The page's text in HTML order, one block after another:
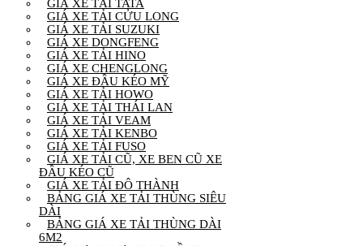
GIÁ XE TẢI TATA
GIÁ XE TẢI CỬU LONG
GIÁ XE TẢI SUZUKI
GIÁ XE DONGFENG
GIÁ XE TẢI HINO
GIÁ XE CHENGLONG
GIÁ XE ĐẦU KÉO MỸ
GIÁ XE TẢI HOWO
GIÁ XE TẢI THÁI LAN
GIÁ XE TẢI VEAM
GIÁ XE TẢI KENBO
GIÁ XE TẢI FUSO
GIÁ XE TẢI CŨ, XE BEN CŨ XE
ĐẦU KÉO CŨ
GIÁ XE TẢI ĐÔ THÀNH
BẢNG GIÁ XE TẢI THÙNG SIÊU
DÀI
BẢNG GIÁ XE TẢI THÙNG DÀI
6M2